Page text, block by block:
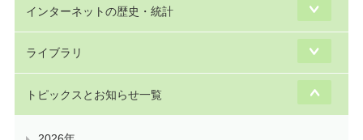
インターネットの歴史・統計
ライブラリ
トピックスとお知らせ一覧